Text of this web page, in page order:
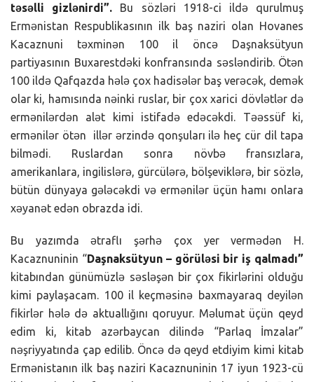
təsəlli gizlənirdi”. Bu sözləri 1918-ci ildə qurulmuş
Ermənistan Respublikasının ilk baş naziri olan Hovanes
Kacaznuni təxminən 100 il öncə Daşnaksütyun
partiyasının Buxarestdəki konfransında səsləndirib. Ötən
100 ildə Qafqazda hələ çox hadisələr baş verəcək, demək
olar ki, hamısında nəinki ruslar, bir çox xarici dövlətlər də
ermənilərdən alət kimi istifadə edəcəkdi. Təəssüf ki,
ermənilər ötən illər ərzində qonşuları ilə heç cür dil tapa
bilmədi. Ruslardan sonra növbə fransızlara,
amerikanlara, ingilislərə, gürcülərə, bölşeviklərə, bir sözlə,
bütün dünyaya gələcəkdi və ermənilər üçün hamı onlara
xəyanət edən obrazda idi.
Bu yazımda ətraflı şərhə çox yer vermədən H.
Kacaznuninin “Daşnaksütyun – görüləsi bir iş qalmadı”
kitabından günümüzlə səsləşən bir çox fikirlərini olduğu
kimi paylaşacam. 100 il keçməsinə baxmayaraq deyilən
fikirlər hələ də aktuallığını qoruyur. Məlumat üçün qeyd
edim ki, kitab azərbaycan dilində “Parlaq İmzalar”
nəşriyyatında çap edilib. Öncə də qeyd etdiyim kimi kitab
Ermənistanın ilk baş naziri Kacaznuninin 17 iyun 1923-cü